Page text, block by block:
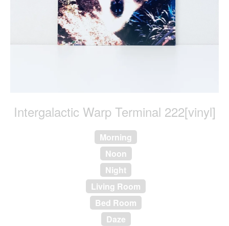
Intergalactic Warp Terminal 222[vinyl]
Morning
Noon
Night
Living Room
Bed Room
Daze